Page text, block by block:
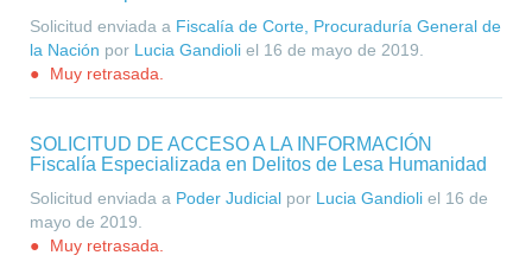
Solicitud enviada a Fiscalía de Corte, Procuraduría General de
la Nación por Lucia Gandioli el 16 de mayo de 2019
Muy retrasada.
SOLICITUD DE ACCESO A LA INFORMACIÓN
Fiscalía Especializada en Delitos de Lesa Humanidad
Solicitud enviada a Poder Judicial por Lucia Gandioli el 16 de
mayo de 2019
Muy retrasada.